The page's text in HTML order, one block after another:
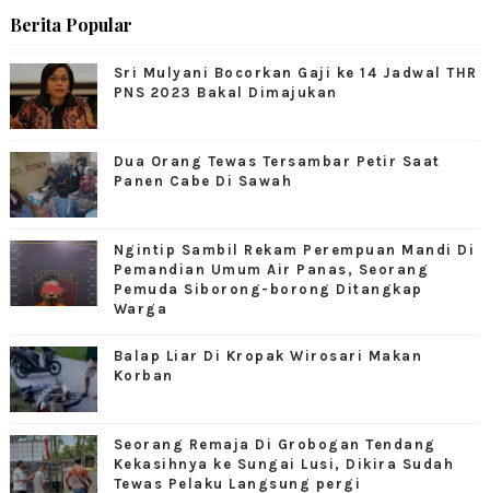
Berita Popular
Sri Mulyani Bocorkan Gaji ke 14 Jadwal THR
PNS 2023 Bakal Dimajukan
Dua Orang Tewas Tersambar Petir Saat
Panen Cabe Di Sawah
Ngintip Sambil Rekam Perempuan Mandi Di
Pemandian Umum Air Panas, Seorang
Pemuda Siborong-borong Ditangkap
Warga
Balap Liar Di Kropak Wirosari Makan
Korban
Seorang Remaja Di Grobogan Tendang
Kekasihnya ke Sungai Lusi, Dikira Sudah
Tewas Pelaku Langsung pergi